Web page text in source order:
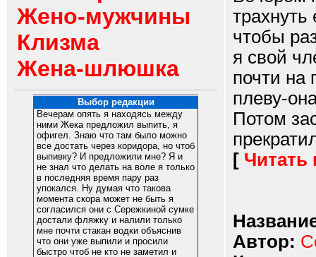
Жено-мужчины
Клизма
Жена-шлюшка
Выбор редакции
Вечерам опять я находясь между
ними Жека предложил выпить, я
офигел. Знаю что там было можно
все достать через коридора, но чтоб
выпивку? И предложили мне? Я и
не знал что делать на воле я только
в последняя время пару раз
упокался. Ну думая что такова
момента скора может не быть я
согласился они с Сережкиной сумке
достали фляжку и налили только
мне почти стакан водки объяснив
что они уже выпили и просили
быстро чтоб не кто не заметил и
трахнуть
чтобы
я свой
почти на
плеву-
Потом
[ Читать
Автор: